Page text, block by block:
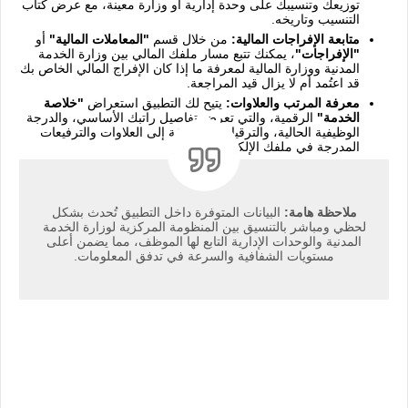
توزيعك وتنسيبك على وحدة إدارية أو وزارة معينة، مع عرض كتاب
التنسيب وتاريخه.
متابعة الإفراجات المالية: من خلال قسم "المعاملات المالية" أو
"الإفراجات"، يمكنك تتبع مسار ملفك المالي بين وزارة الخدمة
المدنية ووزارة المالية لمعرفة ما إذا كان الإفراج المالي الخاص بك
قد اعتُمد أم لا يزال قيد المراجعة.
معرفة المرتب والعلاوات: يتيح لك التطبيق استعراض "خلاصة
الخدمة" الرقمية، والتي تعرض تفاصيل راتبك الأساسي، والدرجة
الوظيفية الحالية، والترقيات، بالإضافة إلى العلاوات والترفيعات
المدرجة في ملفك الإلكتروني.
ملاحظة هامة: البيانات المتوفرة داخل التطبيق تُحدث بشكل
لحظي ومباشر بالتنسيق بين المنظومة المركزية لوزارة الخدمة
المدنية والوحدات الإدارية التابع لها الموظف، مما يضمن أعلى
مستويات الشفافية والسرعة في تدفق المعلومات.